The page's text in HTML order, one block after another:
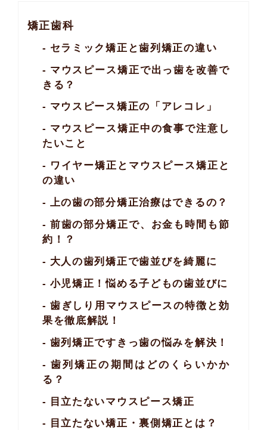
矯正歯科
セラミック矯正と歯列矯正の違い
マウスピース矯正で出っ歯を改善で
きる？
マウスピース矯正の「アレコレ」
マウスピース矯正中の食事で注意し
たいこと
ワイヤー矯正とマウスピース矯正と
の違い
上の歯の部分矯正治療はできるの？
前歯の部分矯正で、お金も時間も節
約！？
大人の歯列矯正で歯並びを綺麗に
小児矯正！悩める子どもの歯並びに
歯ぎしり用マウスピースの特徴と効
果を徹底解説！
歯列矯正ですきっ歯の悩みを解決！
歯列矯正の期間はどのくらいかか
る？
目立たないマウスピース矯正
目立たない矯正・裏側矯正とは？